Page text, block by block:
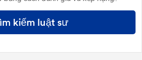
kiếm luật sư